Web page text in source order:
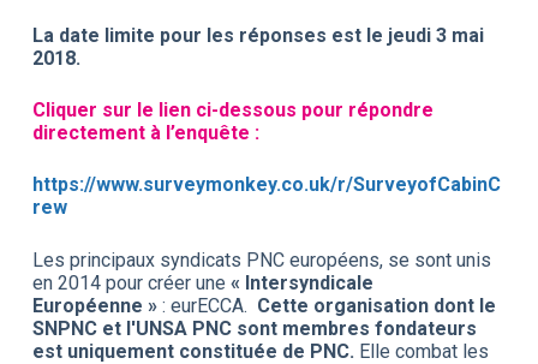
La date limite pour les réponses est le jeudi 3 mai
2018.
Cliquer sur le lien ci-dessous pour répondre
directement à l’enquête :
https://www.surveymonkey.co.uk/r/SurveyofCabinC
rew
Les principaux syndicats PNC européens, se sont unis
en 2014 pour créer une « Intersyndicale
Européenne »: eurECCA. Cette organisation dont le
SNPNC et l'UNSA PNC sont membres fondateurs
est uniquement constituée de PNC. Elle combat les